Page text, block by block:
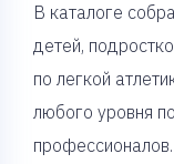
В каталоге
детей,
по легкой
любого уровня